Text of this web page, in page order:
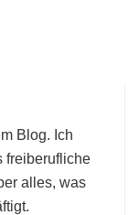
Blog. Ich
freiberufliche
alles, was